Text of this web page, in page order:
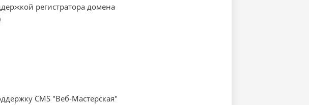
регистратора домена
CMS "Веб-Мастерская"